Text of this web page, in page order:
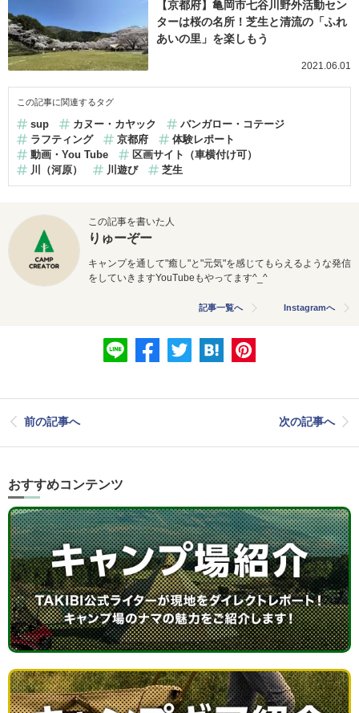
【京都府】亀岡市七谷川野外活動セン
ターは桜の名所！芝生と清流の「ふれ
あいの里」を楽しもう
2021.06.01
この記事に関連するタグ
sup カヌー・カヤック
バンガロー・コテージ
ラフティング
京都府
体験レポート
動画・You Tube
区画サイト（車横付け可）
川（河原）
川遊び 芝生
この記事を書いた人
りゅーぞー
キャンプを通して"癒し"と"元気"を感じてもらえるような発信
をしていきますYouTubeもやってます^_^
記事一覧へ Instagramへ
前の記事へ 次の記事へ
おすすめコンテンツ